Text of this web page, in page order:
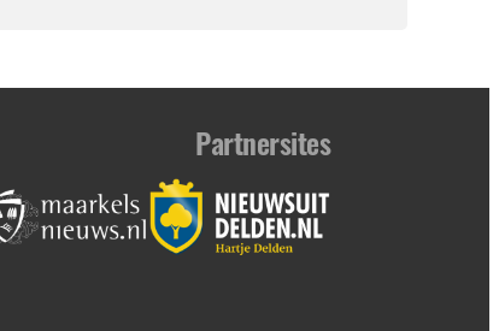
Partnersites